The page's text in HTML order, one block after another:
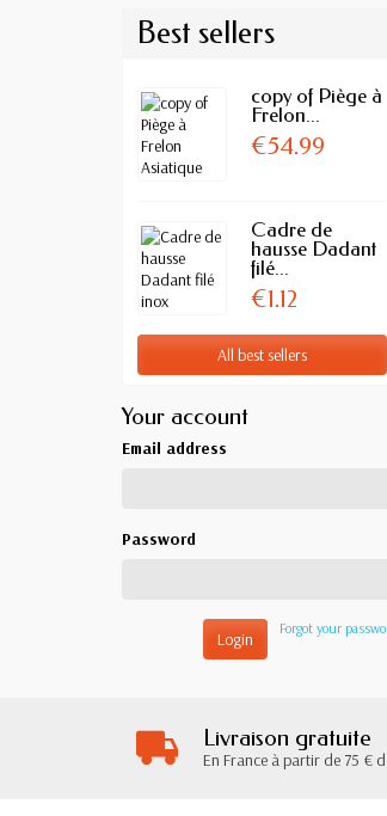
Best sellers
copy of Piège à
Frelon...
€54.99
Cadre de
hausse Dadant
filé...
€1.12
All best sellers
Your account
Email address
Password
Forgot your
Login
Livraison gratuite
En France à partir de 75 €